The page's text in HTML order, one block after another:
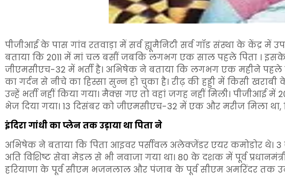
पीजीआई के पास गांव रतवाड़ा में सर्व ह्यूमैनिटी सर्व गॉड संस्था के केंद्र
बताया कि 2011 में मां चल बसीं जबकि लगभग एक साल पहले पिता । इसके
जीएमसीएच-32 में भर्ती है। अभिषेक ने बताया कि लगभग एक महीने पहले
का गर्दन से नीचे का हिस्सा सुन्न हो चुका है। रीढ़ की हड्डी में किसी
उन्हें भर्ती नहीं किया गया। मैक्स गए तो वहां जगह नहीं मिली। पीजीआई में
भेज दिया गया। 13 दिसंबर को जीएमसीएच-32 में एक और मरीज मिला था,
इंदिरा गांधी का प्लेन तक उड़ाया था पिता ने
अभिषेक ने बताया कि पिता आइवर पर्सीवल अलेक्जेंडर एयर कमोडोर थे।
अति विशिष्ट सेवा मेडल से भी नवाजा गया था। 80 के दशक में पूर्व
हरियाणा के पूर्व सीएम भजनलाल और पंजाब के पूर्व सीएम अमरिंदर तक